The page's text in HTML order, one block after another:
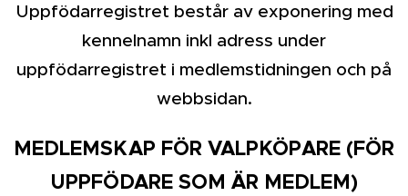
Uppfödarregistret består av exponering med
kennelnamn inkl adress under
uppfödarregistret i medlemstidningen och på
webbsidan.
MEDLEMSKAP FÖR VALPKÖPARE (FÖR
UPPFÖDARE SOM ÄR MEDLEM)